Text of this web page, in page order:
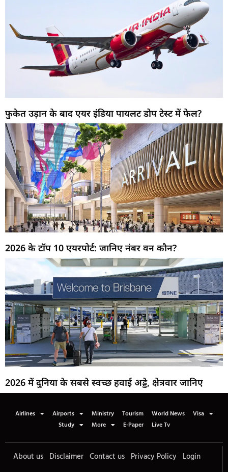
फुकेत उड़ान के बाद एयर इंडिया पायलट डोप टेस्ट में फेल?
2026 के टॉप 10 एयरपोर्ट: जानिए नंबर वन कौन?
2026 में दुनिया के सबसे स्वच्छ हवाई अड्डे, क्षेत्रवार जानिए
Airlines Airports Ministry Tourism World News
Visa
Study
More E-Paper Live Tv
About us Disclaimer Contact us Privacy Policy Login